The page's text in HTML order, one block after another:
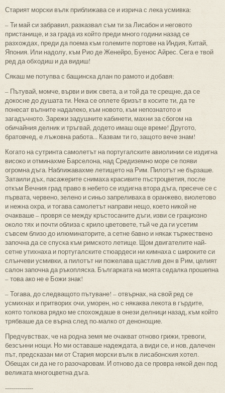
Старият морски вълк приближава се и изрича с лека усмивка:
– Ти май си забравил, разказвал съм ти за Лисабон и неговото
пристанище, и за града из който преди много години назад се
разхождах, преди да поема към големите портове на Индия, Китай,
Япония. Или надолу, към Рио де Женейро, Буенос Айрес. Сега е твой
ред да обходиш и да видиш!
Сякаш ме потупва с бащинска длан по рамото и добавя:
– Пътувай, момче, върви и виж света, а и той да те срещне, да се
докосне до душата ти. Нека се оплете бризът в косите ти, да те
понесат вълните надалеко, към новото, към непознатото и
загадъчното. Зарежи задушните кабинети, махни за сбогом на
обичайния делник и тръгвай, додето имаш още време! Другото,
братовчед, е лъжовна работа... Казвам ти го, защото вече знам!
Когато на сутринта самолетът на португалските авиолинии се издигна
високо и отминахме Барселона, над Средиземно море се появи
огромна дъга. Наближавахме летището на Рим. Пилотът не бързаше.
Затаили дъх, пасажерите снимаха красивите пъстроцветия, после
откъм Вечния град право в небето се издигна втора дъга, пресече се с
първата, червено, зелено и синьо запреливаха в оранжево, виолетово
и нежна охра, и тогава самолетът направи нещо, което никой не
очакваше – провря се между кръстосаните дъги, изви се грациозно
около тях и почти облиза с крило цветовете, тъй че да ги усетим
съвсем близо до илюминаторите, а сетне бавно и някак тържествено
започна да се спуска към римското летище. Щом двигателите най-
сетне утихнаха и португалските стюардеси ни кимнаха с широките си
слънчеви усмивки, а пилотът ни пожелава щастлив ден в Рим, целият
салон започна да ръкопляска. Българката на моята седалка прошепна
– това ако не е Божи знак!
– Тогава, до следващото пътуване! – отвърнах, на свой ред се
усмихнах и притворих очи, уморен, но с някаква лекота в гърдите,
която толкова рядко ме спохождаше в онези делници назад, към който
трябваше да се върна след по-малко от денонощие.
Предчувствах, че на родна земя ме очакват отново грижи, тревоги,
безсънни нощи. Но ми оставаше надеждата, а види се, и нов, далечен
път, предсказан ми от Стария морски вълк в лисабонския хотел.
Обещах си да не го разочаровам. И отново да се провра някой ден под
великата многоцветна дъга.
--------------